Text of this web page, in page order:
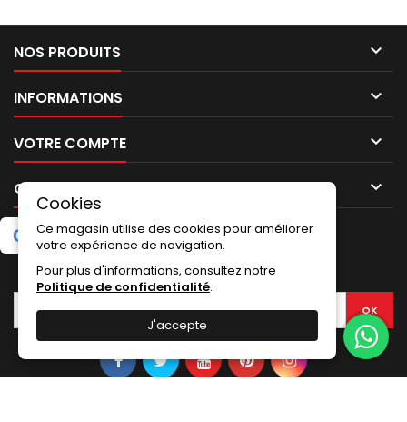
NOS PRODUITS 
INFORMATIONS 
VOTRE COMPTE 
CONTACT 
Cookies
Ce magasin utilise des cookies pour améliorer
votre expérience de navigation.
Pour plus d'informations, consultez notre
Politique de confidentialité.
J'accepte
G oogle5.0★ ★★★★Laissez un avis(2 avis)
LETTRE D'INFORMATIONS